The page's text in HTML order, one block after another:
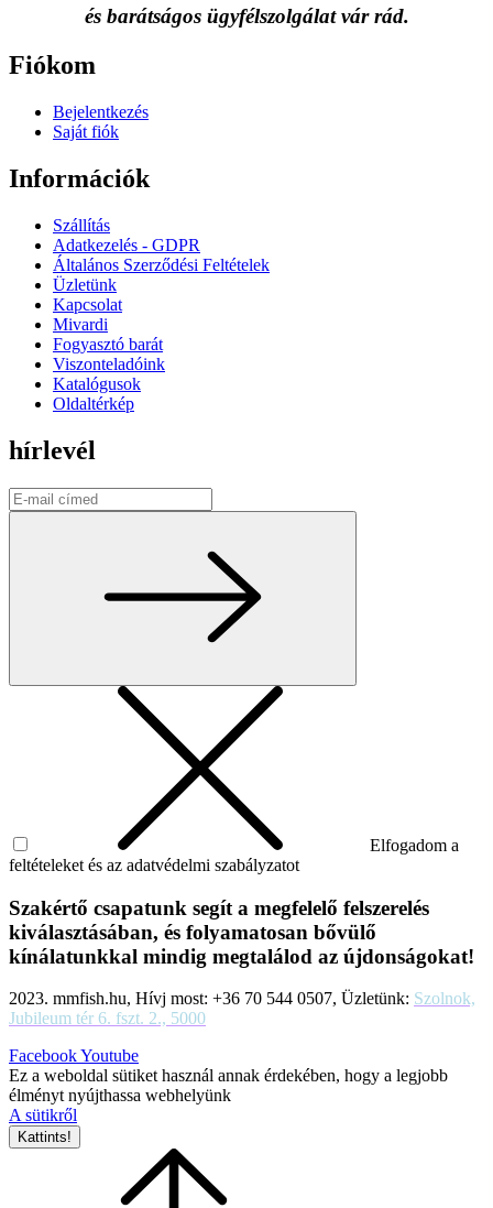
és barátságos ügyfélszolgálat vár rád.
Fiókom
Bejelentkezés
Saját fiók
Információk
Szállítás
Adatkezelés - GDPR
Általános Szerződési Feltételek
Üzletünk
Kapcsolat
Mivardi
Fogyasztó barát
Viszonteladóink
Katalógusok
Oldaltérkép
hírlevél
Elfogadom a
feltételeket és az adatvédelmi szabályzatot
Szakértő csapatunk segít a megfelelő felszerelés
kiválasztásában, és folyamatosan bővülő
kínálatunkkal mindig megtalálod az újdonságokat!
2023. mmfish.hu, Hívj most: +36 70 544 0507, Üzletünk: Szolnok,
Jubileum tér 6. fszt. 2., 5000
FacebookYoutube
Ez a weboldal sütiket használ annak érdekében, hogy a legjobb
élményt nyújthassa webhelyünk
A sütikről
Kattints!